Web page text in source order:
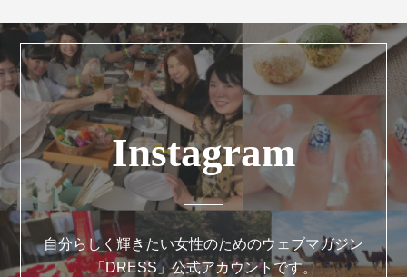
Instagram
自分らしく輝きたい女性のためのウェブマガジン
「DRESS」公式アカウントです。